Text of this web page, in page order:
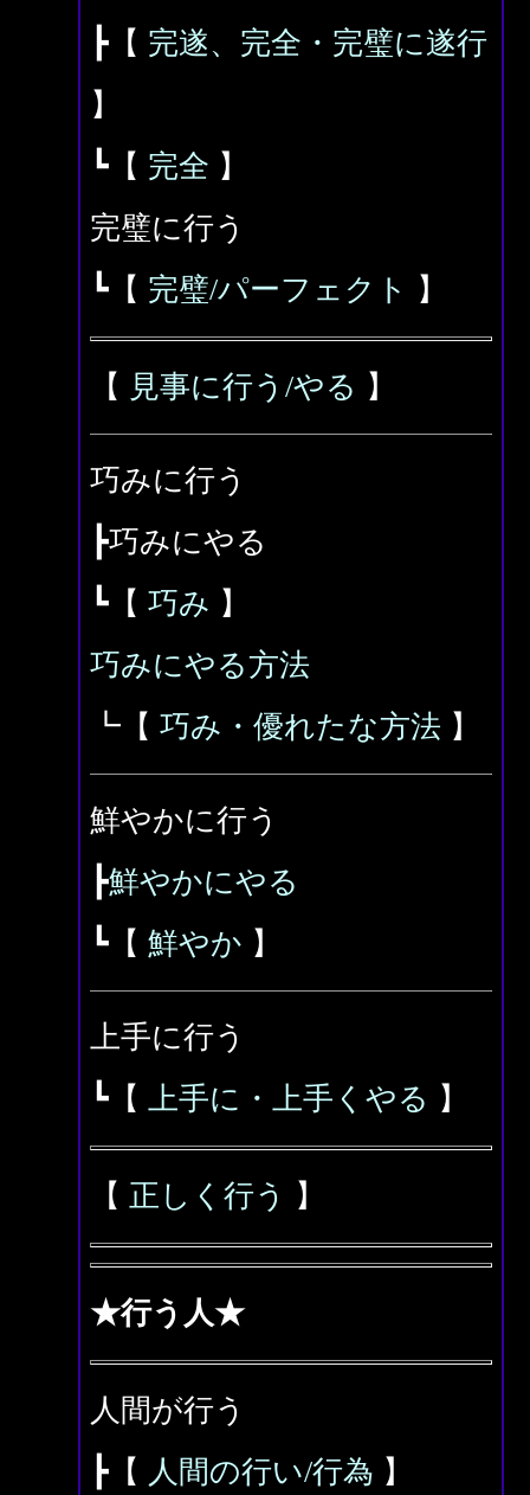
┣【 完遂、完全・完璧に遂行
】
┗【 完全 】
完璧に行う
┗【 完璧/パーフェクト 】
【 見事に行う/やる 】
巧みに行う
┣巧みにやる
┗【 巧み 】
巧みにやる方法
┗【 巧み・優れたな方法 】
鮮やかに行う
┣鮮やかにやる
┗【 鮮やか 】
上手に行う
┗【 上手に・上手くやる 】
【 正しく行う 】
★行う人★
人間が行う
┣【 人間の行い/行為 】